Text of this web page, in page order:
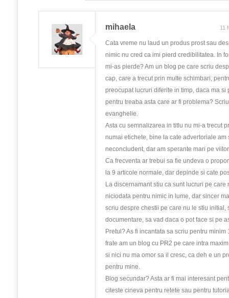
mihaela 11
Cata vreme nu laud un produs prost sau
nimic nu cred ca imi pierd credibilitatea. In
mi-as pierde? Am un blog pe care scriu
cap, care a trecut prin multe schimbari,
preocupat lucruri diferite in timp, daca ma si
pentru treaba asta care ar fi problema?
evanghelie.
Asta cu semnalizarea in titlu nu mi-a trecut
numai etichete, bine la cate advertoriale am
neconcludent, dar am sperante mari pe
Ca frecventa ar trebui sa fie undeva o
la 9 articole normale, dar depinde si cate
La discernamant stiu ca sunt lucruri pe care
niciodata pentru nimic in lume, dar sincer
scriu despre chestii pe care nu le stiu initial,
documentare, sa vad daca o pot face si pe
Pretul? As fi incantata sa scriu pentru minim
frate am un blog cu PR2 pe care intra
si nici nu ma omor sa il cresc, ca deh e un
pentru mine.
Blog secundar? Asta ar fi mai interesant
citeste cineva pentru retete sau pentru